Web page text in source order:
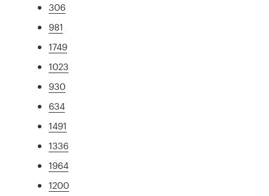
306
981
1749
1023
930
634
1491
1336
1964
1200